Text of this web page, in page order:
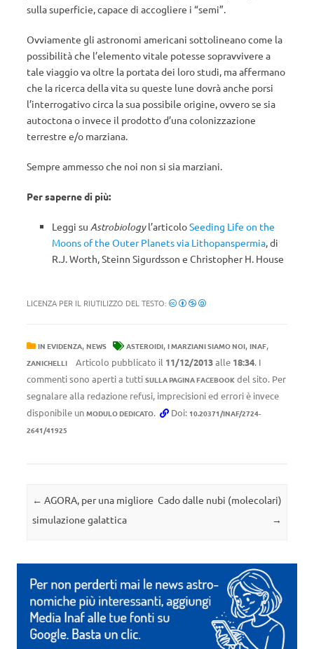
sulla superficie, capace di accogliere i “semi”.
Ovviamente gli astronomi americani sottolineano come la
possibilità che l’elemento vitale potesse sopravvivere a
tale viaggio va oltre la portata dei loro studi, ma affermano
che la ricerca della vita su queste lune dovrà anche porsi
l’interrogativo circa la sua possibile origine, ovvero se sia
autoctona o invece il prodotto d’una colonizzazione
terrestre e/o marziana.
Sempre ammesso che noi non si sia marziani.
Per saperne di più:
Leggi su Astrobiologyl’articoloSeeding Life on the
Moons of the Outer Planets via Lithopanspermia, di
R.J. Worth, Steinn Sigurdsson e Christopher H. House
LICENZA PER IL RIUTILIZZO DEL TESTO:
IN EVIDENZA, NEWS ASTEROIDI, I MARZIANI SIAMO NOI, INAF,
ZANICHELLI Articolo pubblicato il 11/12/2013alle 18:34. I
commenti sono aperti a tutti SULLA PAGINA FACEBOOK del sito. Per
segnalare alla redazione refusi, imprecisioni ed errori è invece
disponibile un MODULO DEDICATO. Doi: 10.20371/INAF/2724-
2641/41925
Navigazione articolo
← AGORA, per una migliore
simulazione galattica
Cado dalle nubi (molecolari)
→